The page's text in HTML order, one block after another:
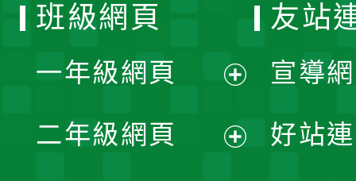
班級網頁
一年級網頁
開
二年級網頁
友站
宣導
好站